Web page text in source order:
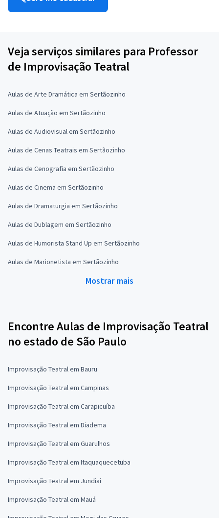
Veja serviços similares para Professor
de Improvisação Teatral
Aulas de Arte Dramática em Sertãozinho
Aulas de Atuação em Sertãozinho
Aulas de Audiovisual em Sertãozinho
Aulas de Cenas Teatrais em Sertãozinho
Aulas de Cenografia em Sertãozinho
Aulas de Cinema em Sertãozinho
Aulas de Dramaturgia em Sertãozinho
Aulas de Dublagem em Sertãozinho
Aulas de Humorista Stand Up em Sertãozinho
Aulas de Marionetista em Sertãozinho
Mostrar mais
Encontre Aulas de Improvisação Teatral
no estado de São Paulo
Improvisação Teatral em Bauru
Improvisação Teatral em Campinas
Improvisação Teatral em Carapicuíba
Improvisação Teatral em Diadema
Improvisação Teatral em Guarulhos
Improvisação Teatral em Itaquaquecetuba
Improvisação Teatral em Jundiaí
Improvisação Teatral em Mauá